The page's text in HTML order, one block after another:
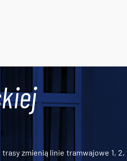
zmienią linie tramwajowe 1, 2,